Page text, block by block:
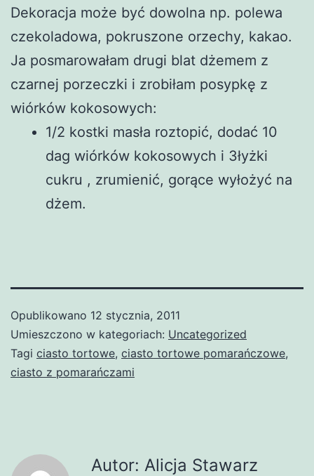
Dekoracja może być dowolna np. polewa
czekoladowa, pokruszone orzechy, kakao.
Ja posmarowałam drugi blat dżemem z
czarnej porzeczki i zrobiłam posypkę z
wiórków kokosowych:
1/2 kostki masła roztopić, dodać 10
dag wiórków kokosowych i 3łyżki
cukru , zrumienić, gorące wyłożyć na
dżem.
Opublikowano 12 stycznia, 2011
Umieszczono w kategoriach: Uncategorized
Tagi ciasto tortowe, ciasto tortowe pomarańczowe,
ciasto z pomarańczami
Autor: Alicja Stawarz